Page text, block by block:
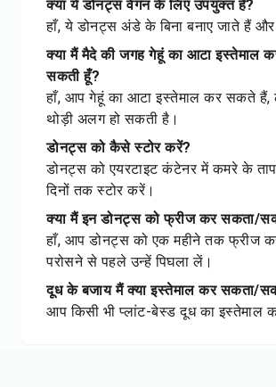
क्या ये डोनट्स वेगन के लिए उपयुक्त हैं?
हाँ, ये डोनट्स अंडे के बिना बनाए जाते हैं और
क्या मैं मैदे की जगह गेहूं का आटा इस्तेमाल
सकती हूँ?
हाँ, आप गेहूं का आटा इस्तेमाल कर सकते हैं,
थोड़ी अलग हो सकती है।
डोनट्स को कैसे स्टोर करें?
डोनट्स को एयरटाइट कंटेनर में कमरे के
दिनों तक स्टोर करें।
क्या मैं इन डोनट्स को फ्रीज कर सकता/
हाँ, आप डोनट्स को एक महीने तक फ्रीज
परोसने से पहले उन्हें पिघला लें।
दूध के बजाय मैं क्या इस्तेमाल कर सकता/
आप किसी भी प्लांट-बेस्ड दूध का इस्तेमाल